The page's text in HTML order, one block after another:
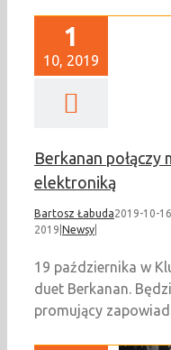
1
10, 2019
Berkanan połączy
elektroniką
Bartosz Łabuda2019-10-
2019 Newsy
19 października w
duet Berkanan.
promujący